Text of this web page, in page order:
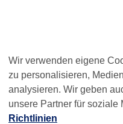
21, , Westend,
Wir verwenden eigene
zu personalisieren,
analysieren. Wir geben
unsere Partner für soziale
Richtlinien